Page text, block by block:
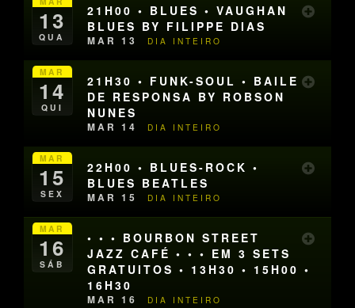
13
QUA
21H00 • BLUES • VAUGHAN
BLUES BY FILIPPE DIAS
MAR 13 DIA INTEIRO
MAR
14
QUI
21H30 • FUNK-SOUL • BAILE
DE RESPONSA BY ROBSON
NUNES
MAR 14 DIA INTEIRO
MAR
15
SEX
22H00 • BLUES-ROCK •
BLUES BEATLES
MAR 15 DIA INTEIRO
MAR
16
SÁB
• • • BOURBON STREET
JAZZ CAFÉ • • • EM 3 SETS
GRATUITOS • 13H30 • 15H00 •
16H30
MAR 16 DIA INTEIRO